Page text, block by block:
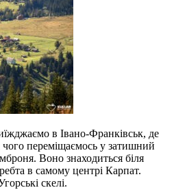
в Івано-Франківськ, де
чого переміщаємось у затишний
Воно знаходиться біля
в самому центрі Карпат.
скелі.